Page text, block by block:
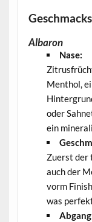
Albaron
Nase:
Menthol,
oder
ein
Zuerst der
auch der
vorm
was